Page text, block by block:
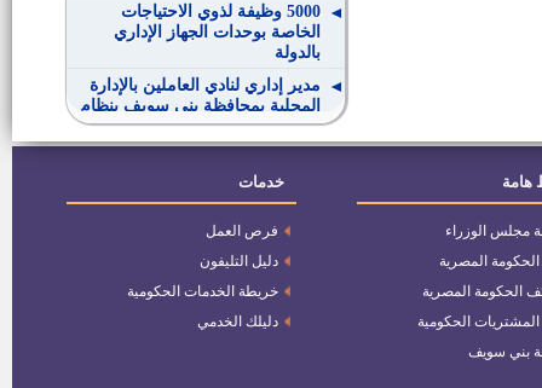
5000 وظيفة لذوي الاحتياجات
الخاصة بوحدات الجهاز الإداري
بالدولة
مدير إداري لنادي العاملين بالإدارة
المحلية بمحافظة بني سويف بنظام
التعاقد
الهيئة العامة لتخطيط العمرانى
وظائف أعضاء التدريس من خريجى
كليات التمريض
الشريف
هامة
مجلس الوزراء
الحكومة المصرية
الحكومة المصرية
المشتريات الحكومية
بني سويف
خدمات
فرص العمل
دليل التليفون
خريطة الخدمات الحكومية
دليلك الخدمي